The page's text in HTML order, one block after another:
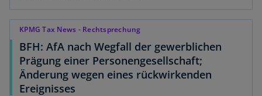
KPMG Tax News - Rechtsprechung
BFH: AfA nach Wegfall der gewerblichen
Prägung einer Personengesellschaft;
Änderung wegen eines rückwirkenden
Ereignisses